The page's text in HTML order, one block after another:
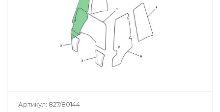
Артикул: 827/80144